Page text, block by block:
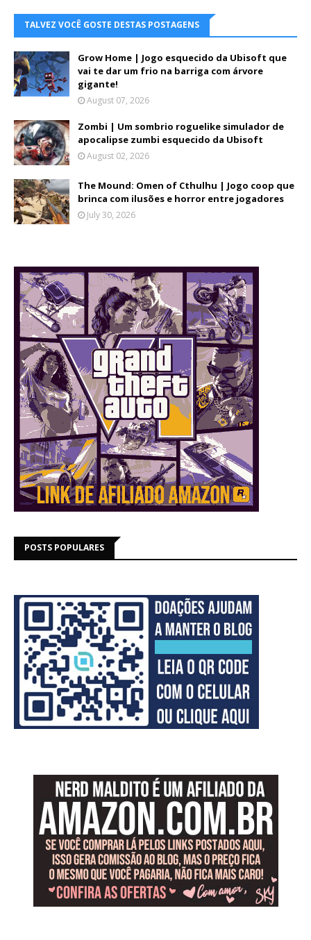
TALVEZ VOCÊ GOSTE DESTAS POSTAGENS
Grow Home | Jogo esquecido da Ubisoft que
vai te dar um frio na barriga com árvore
gigante!
August 07, 2026
Zombi | Um sombrio roguelike simulador de
apocalipse zumbi esquecido da Ubisoft
August 02, 2026
The Mound: Omen of Cthulhu | Jogo coop que
brinca com ilusões e horror entre jogadores
July 30, 2026
POSTS POPULARES